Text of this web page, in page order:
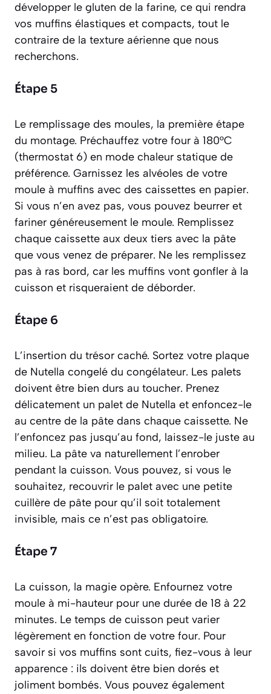
développer le gluten de la farine, ce qui rendra
vos muffins élastiques et compacts, tout le
contraire de la texture aérienne que nous
recherchons.
Étape 5
Le remplissage des moules, la première étape
du montage. Préchauffez votre four à 180°C
(thermostat 6) en mode chaleur statique de
préférence. Garnissez les alvéoles de votre
moule à muffins avec des caissettes en papier.
Si vous n’en avez pas, vous pouvez beurrer et
fariner généreusement le moule. Remplissez
chaque caissette aux deux tiers avec la pâte
que vous venez de préparer. Ne les remplissez
pas à ras bord, car les muffins vont gonfler à la
cuisson et risqueraient de déborder.
Étape 6
L’insertion du trésor caché. Sortez votre plaque
de Nutella congelé du congélateur. Les palets
doivent être bien durs au toucher. Prenez
délicatement un palet de Nutella et enfoncez-le
au centre de la pâte dans chaque caissette. Ne
l’enfoncez pas jusqu’au fond, laissez-le juste au
milieu. La pâte va naturellement l’enrober
pendant la cuisson. Vous pouvez, si vous le
souhaitez, recouvrir le palet avec une petite
cuillère de pâte pour qu’il soit totalement
invisible, mais ce n’est pas obligatoire.
Étape 7
La cuisson, la magie opère. Enfournez votre
moule à mi-hauteur pour une durée de 18 à 22
minutes. Le temps de cuisson peut varier
légèrement en fonction de votre four. Pour
savoir si vos muffins sont cuits, fiez-vous à leur
apparence : ils doivent être bien dorés et
joliment bombés. Vous pouvez également